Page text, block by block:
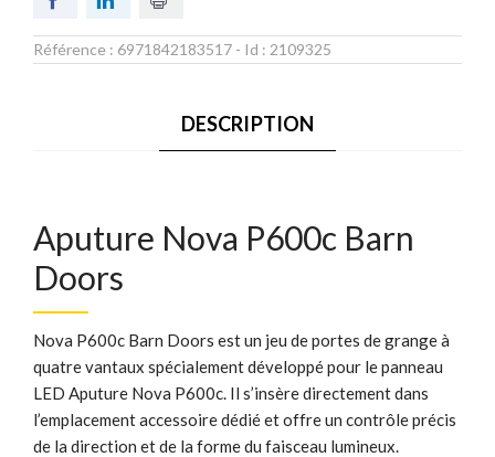
Référence : 6971842183517 - Id : 2109325
DESCRIPTION
Aputure Nova P600c Barn
Doors
Nova P600c Barn Doors est un jeu de portes de grange à
quatre vantaux spécialement développé pour le panneau
LED Aputure Nova P600c. Il s’insère directement dans
l’emplacement accessoire dédié et offre un contrôle précis
de la direction et de la forme du faisceau lumineux.